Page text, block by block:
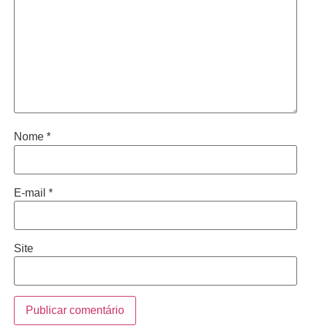
Nome *
E-mail *
Site